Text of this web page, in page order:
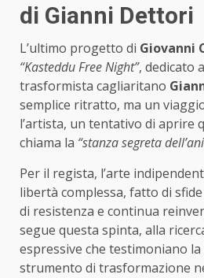
di Gianni Dettori
L’ultimo progetto di Giovanni
“Kasteddu Free Night”, dedicato
trasformista cagliaritano
semplice ritratto, ma un
l’artista, un tentativo di aprire
chiama la “stanza segreta
Per il regista, l’arte
libertà complessa, fatto di
di resistenza e continua
segue questa spinta, alla
espressive che testimoniano la
strumento di trasformazione